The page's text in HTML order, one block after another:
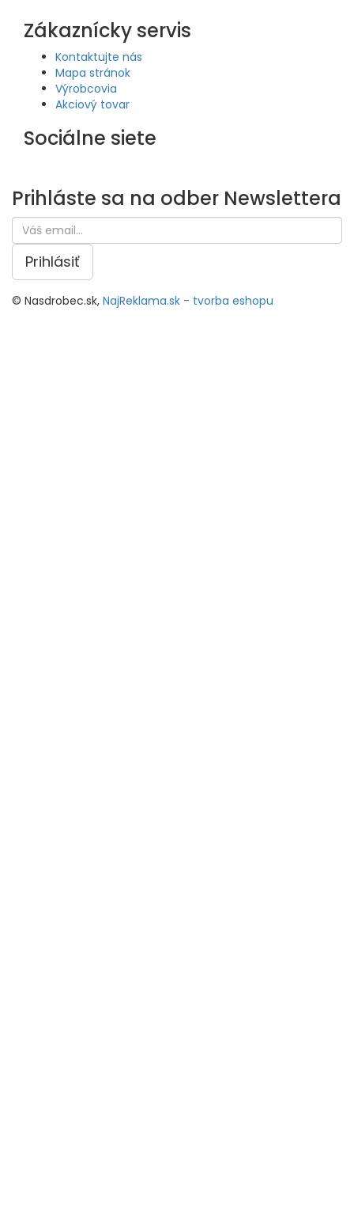
Zákaznícky servis
Kontaktujte nás
Mapa stránok
Výrobcovia
Akciový tovar
Sociálne siete
Prihláste sa na odber Newslettera
Prihlásiť
© Nasdrobec.sk, NajReklama.sk - tvorba eshopu